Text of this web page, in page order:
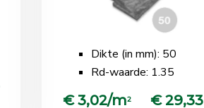
Dikte (in mm): 50
Rd-waarde: 1.35
€ 3,02/m2 € 29,33